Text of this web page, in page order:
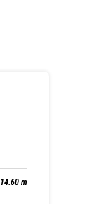
14.60 m